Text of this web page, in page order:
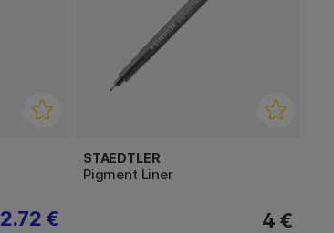
2.72 €
STAEDTLER
Pigment Liner
4 €